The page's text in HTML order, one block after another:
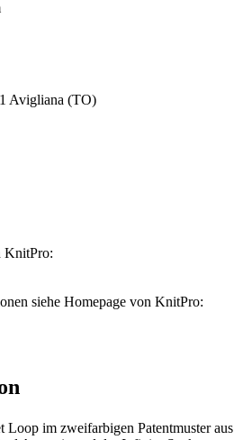
Avigliana (TO)
KnitPro:
siehe Homepage von KnitPro:
Loop im zweifarbigen Patentmuster aus